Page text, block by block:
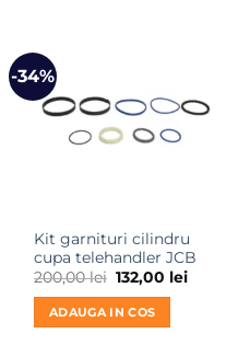
-34%
Kit garnituri cilindru
cupa telehandler JCB
200,00lei Prețul
inițial
a
fost:
200,00 lei.
132,00 leiPrețul
ADAUGA IN COS